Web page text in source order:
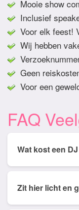
Mooie show
Inclusief
Voor elk feest!
Wij hebben
Geen
Voor een
FAQ
gemiddeld
Zit hier licht en